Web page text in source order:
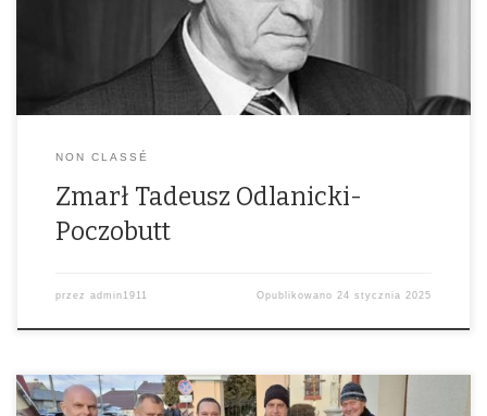
NON CLASSÉ
Zmarł Tadeusz Odlanicki-
Poczobutt
przez admin1911 Opublikowano 24 stycznia 2025